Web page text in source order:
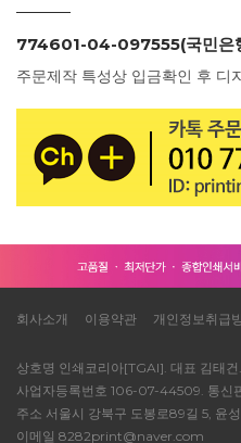
774601-04-097555(국민은
주문제작 특성상 입금확인 후 디
회사소개 이용약관 개인정보취급
상호명 인쇄코리아[TGAI]. 대표 김태
사업자등록번호 106-07-44509. 통신
주소 서울시 강북구 도봉로89길 5, 윤
이메일 8282print@naver.com